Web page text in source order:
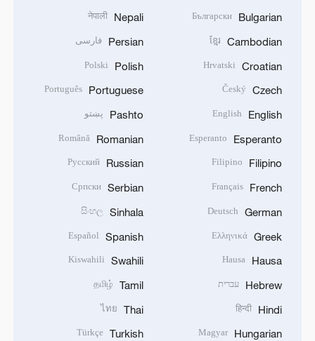
Bulgarian
Български
Cambodian
ខ្មែរ
Croatian
Hrvatski
Czech
Český
English
English
Esperanto
Esperanto
Filipino
Filipino
French
Français
German
Deutsch
Greek
Ελληνικά
Hausa
Hausa
Hebrew עברית
Hindi
हिन्दी
Hungarian
Magyar
Nepali
नेपाली
Persian فارسی
Polish
Polski
Portuguese
Português
Pashto پښتو
Romanian
Română
Russian
Русский
Serbian
Српски
Sinhala
සිංහල
Spanish
Español
Swahili
Kiswahili
Tamil
தமிழ்
Thai
ไทย
Turkish
Türkçe